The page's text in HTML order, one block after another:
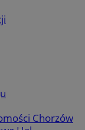
Chorzów